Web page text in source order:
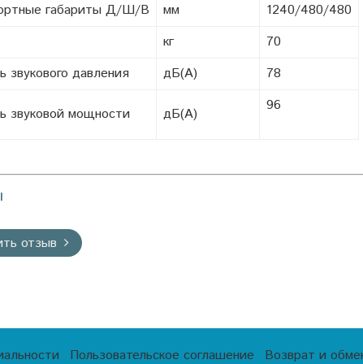
габариты Д/Ш/В
мм
1240/480/480
кг
70
звукового давления
дБ(A) 78
звуковой мощности дБ(A) 96
отзыв
Пользовательское соглашение Возврат и